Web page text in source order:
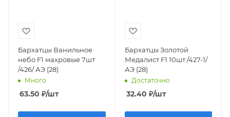
Бархатцы Ванильное
небо F1 махровые 7шт
/426/ АЭ (28)
Много
63.50 ₽/шт
Бархатцы Золотой
Медалист F1 10шт /427-1/
АЭ (28)
Достаточно
32.40 ₽/шт